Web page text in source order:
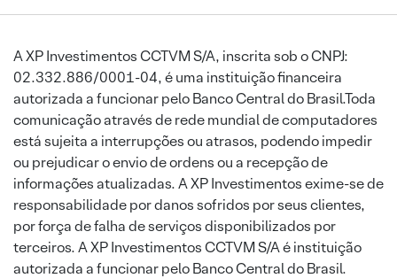
A XP Investimentos CCTVM S/A, inscrita sob o CNPJ:
02.332.886/0001-04, é uma instituição financeira
autorizada a funcionar pelo Banco Central do Brasil.Toda
comunicação através de rede mundial de computadores
está sujeita a interrupções ou atrasos, podendo impedir
ou prejudicar o envio de ordens ou a recepção de
informações atualizadas. A XP Investimentos exime-se de
responsabilidade por danos sofridos por seus clientes,
por força de falha de serviços disponibilizados por
terceiros. A XP Investimentos CCTVM S/A é instituição
autorizada a funcionar pelo Banco Central do Brasil.